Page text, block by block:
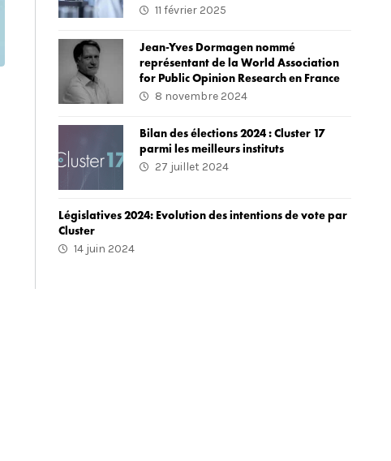
11 février 2025
Jean-Yves Dormagen nommé
représentant de la World Association
for Public Opinion Research en France
8 novembre 2024
Bilan des élections 2024 : Cluster 17
parmi les meilleurs instituts
27 juillet 2024
Législatives 2024: Evolution des intentions de vote par
Cluster
14 juin 2024